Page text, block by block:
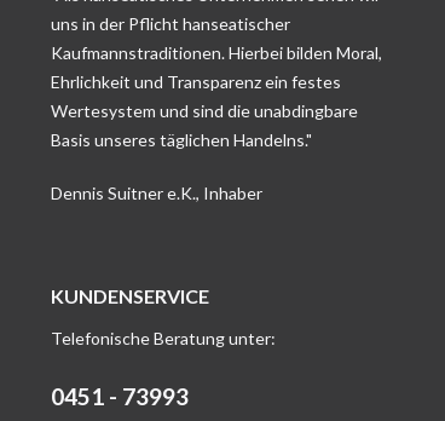
uns in der Pflicht hanseatischer
Kaufmannstraditionen. Hierbei bilden Moral,
Ehrlichkeit und Transparenz ein festes
Wertesystem und sind die unabdingbare
Basis unseres täglichen Handelns."
Dennis Suitner e.K., Inhaber
KUNDENSERVICE
Telefonische Beratung unter:
0451 - 73993